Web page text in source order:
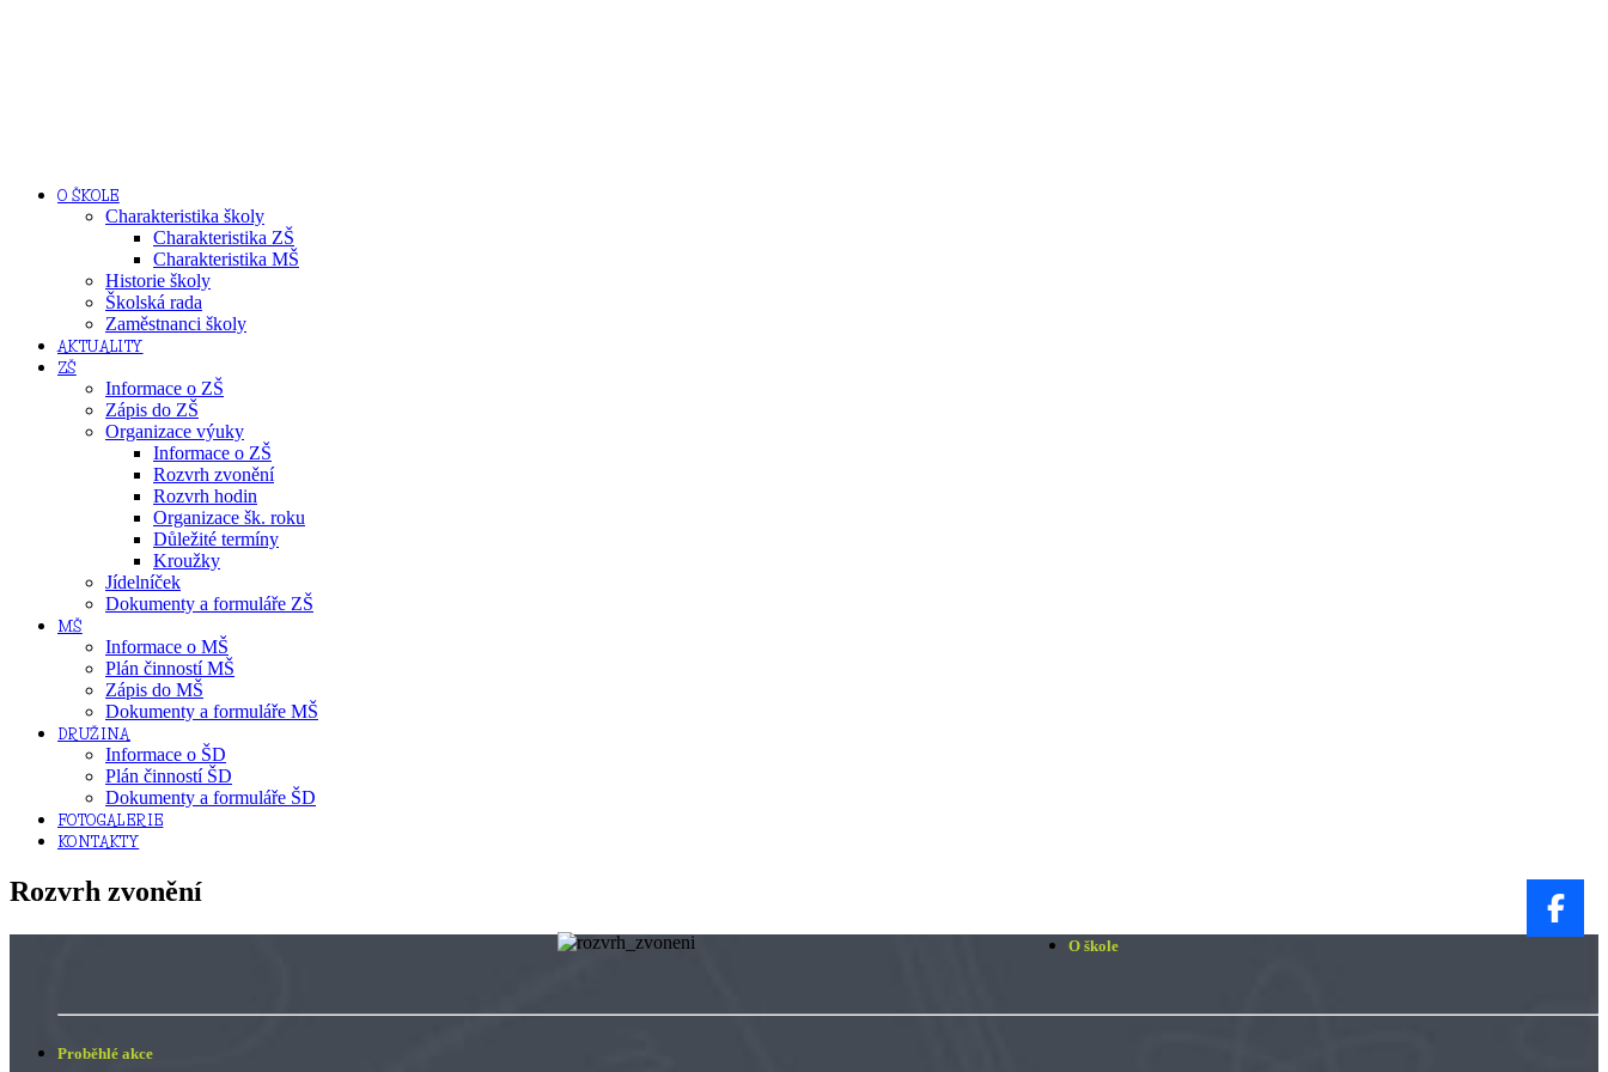
O ŠKOLE
Charakteristika školy
Charakteristika ZŠ
Charakteristika MŠ
Historie školy
Školská rada
Zaměstnanci školy
AKTUALITY
ZŠ
Informace o ZŠ
Zápis do ZŠ
Organizace výuky
Informace o ZŠ
Rozvrh zvonění
Rozvrh hodin
Organizace šk. roku
Důležité termíny
Kroužky
Jídelníček
Dokumenty a formuláře ZŠ
MŠ
Informace o MŠ
Plán činností MŠ
Zápis do MŠ
Dokumenty a formuláře MŠ
DRUŽINA
Informace o ŠD
Plán činností ŠD
Dokumenty a formuláře ŠD
FOTOGALERIE
KONTAKTY
Rozvrh zvonění
O škole
Proběhlé akce